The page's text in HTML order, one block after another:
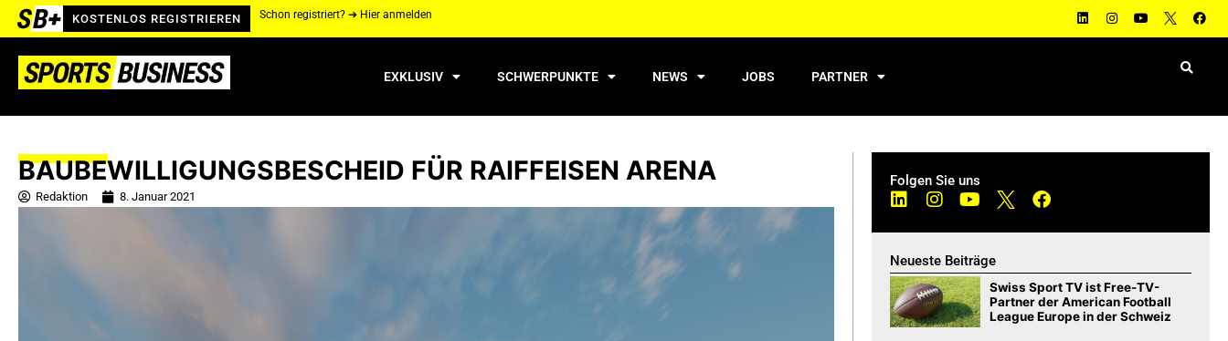
KOSTENLOS REGISTRIEREN Schon registriert? ➔ Hier anmelden
EXKLUSIV SCHWERPUNKTE NEWS JOBS PARTNER
BAUBEWILLIGUNGSBESCHEID FÜR RAIFFEISEN ARENA
Redaktion 8. Januar 2021
Folgen Sie uns
Neueste Beiträge
Swiss Sport TV ist Free-TV-
Partner der American Football
League Europe in der Schweiz